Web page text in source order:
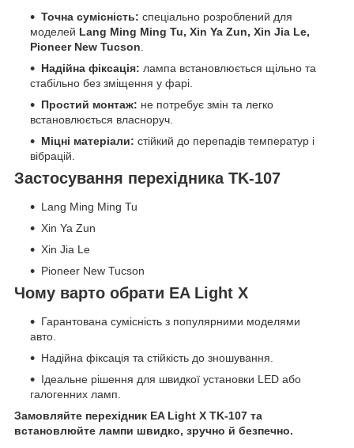
Точна сумісність: спеціально розроблений для
моделей Lang Ming Ming Tu, Xin Ya Zun, Xin Jia Le,
Pioneer New Tucson.
Надійна фіксація: лампа встановлюється щільно та
стабільно без зміщення у фарі.
Простий монтаж: не потребує змін та легко
встановлюється власноруч.
Міцні матеріали: стійкий до перепадів температур і
вібрацій.
Застосування перехідника TK-107
Lang Ming Ming Tu
Xin Ya Zun
Xin Jia Le
Pioneer New Tucson
Чому варто обрати EA Light X
Гарантована сумісність з популярними моделями
авто.
Надійна фіксація та стійкість до зношування.
Ідеальне рішення для швидкої установки LED або
галогенних ламп.
Замовляйте перехідник EA Light X TK-107 та
встановлюйте лампи швидко, зручно й безпечно.